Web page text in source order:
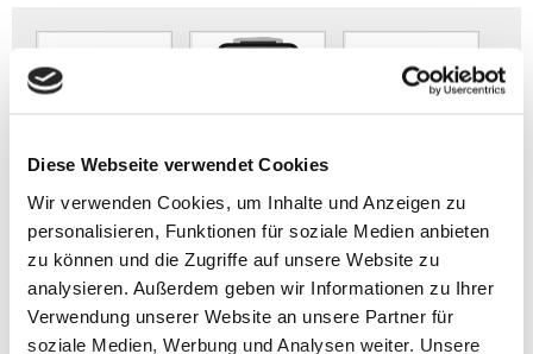
Diese Webseite verwendet Cookies
Wir verwenden Cookies, um Inhalte und Anzeigen zu
personalisieren, Funktionen für soziale Medien anbieten
zu können und die Zugriffe auf unsere Website zu
analysieren. Außerdem geben wir Informationen zu Ihrer
Verwendung unserer Website an unsere Partner für
soziale Medien, Werbung und Analysen weiter. Unsere
Ergobag Zubehör
> Artikelbeschreibung Ergobag Kunststoff-Brotdose